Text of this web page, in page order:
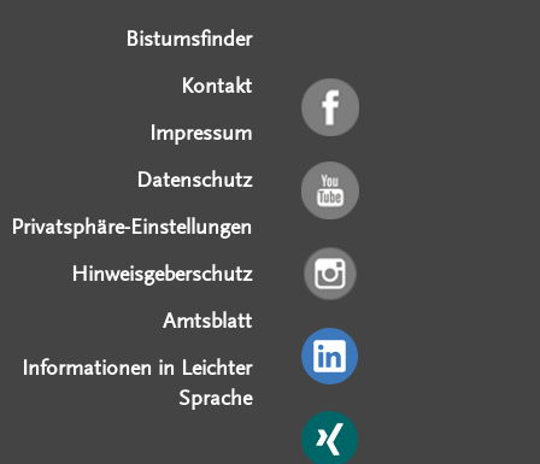
Bistumsfinder
Kontakt
Impressum
Datenschutz
Privatsphäre-Einstellungen
Hinweisgeberschutz
Amtsblatt
Informationen in Leichter
Sprache